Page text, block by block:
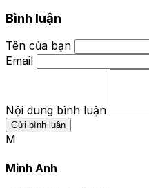
Bình luận
Tên của bạn
Email
Nội dung bình luận
Gửi bình luận
M
Minh Anh